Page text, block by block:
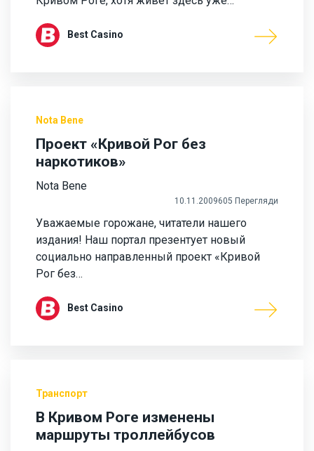
Best Casino
Nota Bene
Проект «Кривой Рог без
наркотиков»
Nota Bene
10.11.2009605 Перегляди
Уважаемые горожане, читатели нашего
издания! Наш портал презентует новый
социально направленный проект «Кривой
Рог без…
Best Casino
Транспорт
В Кривом Роге изменены
маршруты троллейбусов